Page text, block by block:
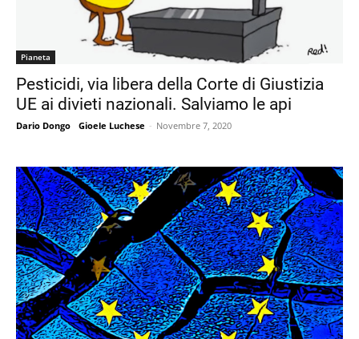
Pianeta
Pesticidi, via libera della Corte di Giustizia
UE ai divieti nazionali. Salviamo le api
Dario Dongo Gioele Luchese - Novembre 7, 2020